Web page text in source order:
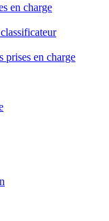
en charge
prises en charge